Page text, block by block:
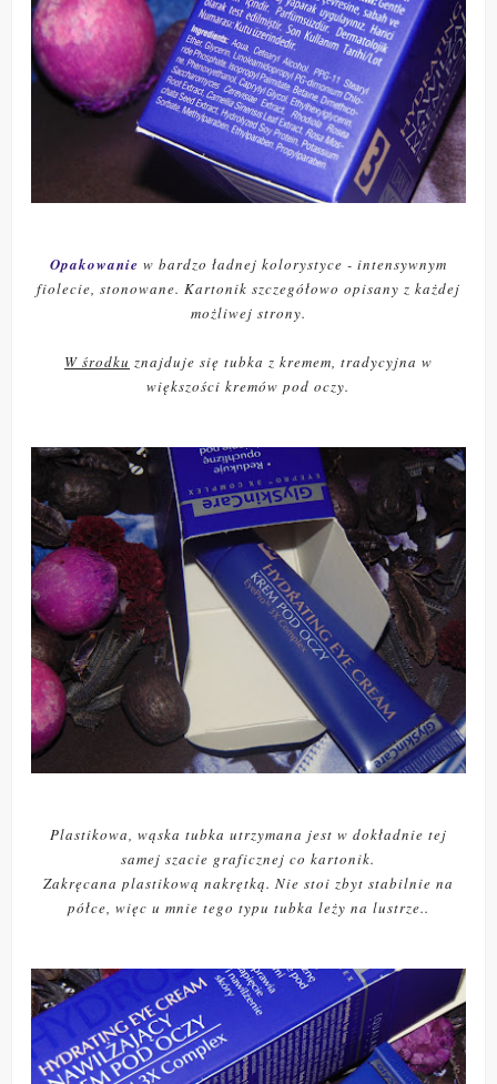
Opakowanie w bardzo ładnej kolorystyce - intensywnym
fiolecie, stonowane. Kartonik szczegółowo opisany z każdej
możliwej strony.
W środku znajduje się tubka z kremem, tradycyjna w
większości kremów pod oczy.
Plastikowa, wąska tubka utrzymana jest w dokładnie tej
samej szacie graficznej co kartonik.
Zakręcana plastikową nakrętką. Nie stoi zbyt stabilnie na
półce, więc u mnie tego typu tubka leży na lustrze..